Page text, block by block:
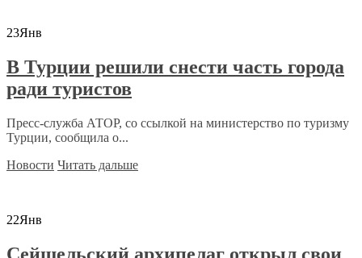
23Янв
В Турции решили снести часть города
ради туристов
Пресс-служба АТОР, со ссылкой на министерство по туризму
Турции, сообщила о...
Новости Читать дальше
22Янв
Сейшельский архипелаг открыл свои